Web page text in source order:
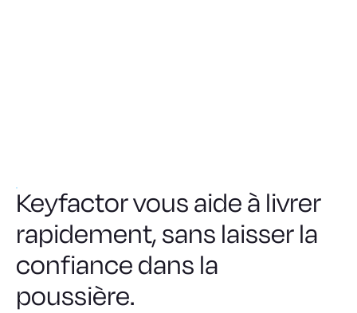
Keyfactor vous aide à livrer
rapidement, sans laisser la
confiance dans la
poussière.